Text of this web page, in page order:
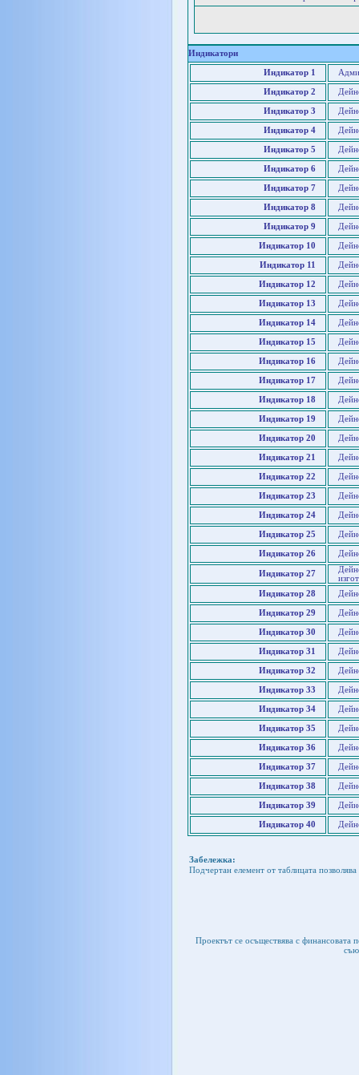
Индикатори
Индикатор 1
Индикатор 2
Индикатор 3
Индикатор 4
Индикатор 5
Индикатор 6
Индикатор 7
Индикатор 8
Индикатор 9
Индикатор 10
Индикатор 11
Индикатор 12
Индикатор 13
Индикатор 14
Индикатор 15
Индикатор 16
Индикатор 17
Индикатор 18
Индикатор 19
Индикатор 20
Индикатор 21
Индикатор 22
Индикатор 23
Индикатор 24
Индикатор 25
Индикатор 26
Индикатор 27
Индикатор 28
Индикатор 29
Индикатор 30
Индикатор 31
Индикатор 32
Индикатор 33
Индикатор 34
Индикатор 35
Индикатор 36
Индикатор 37
Индикатор 38
Индикатор 39
Индикатор 40
Забележка:
Подчертан елемент от таблицата
Проектът се осъществява с финансовата